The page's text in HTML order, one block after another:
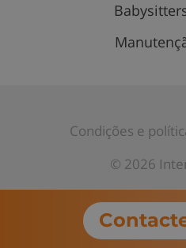
Condições e
© 2026